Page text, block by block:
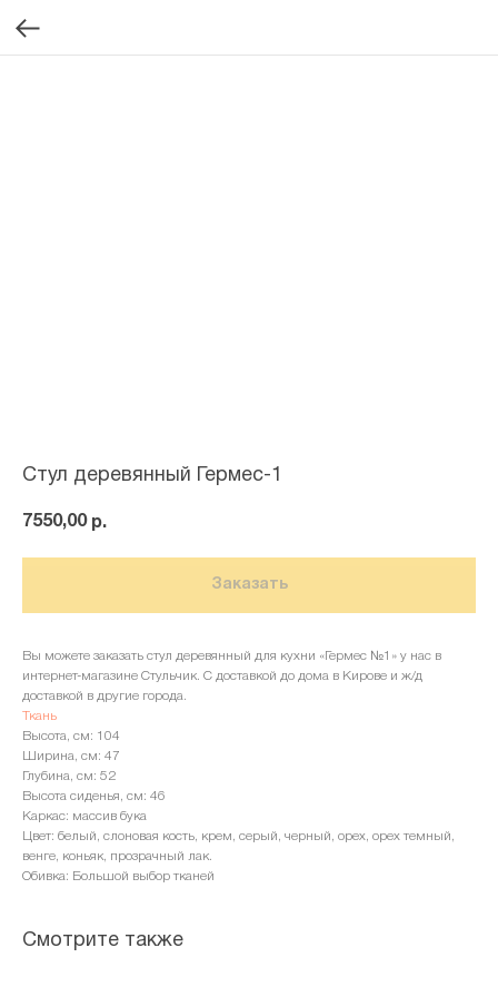
Стул деревянный Гермес-1
7550,00 р.
Заказать
Вы можете заказать стул деревянный для кухни «Гермес №1» у нас в
интернет-магазине Стульчик. С доставкой до дома в Кирове и ж/д
доставкой в другие города.
Ткань
Высота, см: 104
Ширина, см: 47
Глубина, см: 52
Высота сиденья, см: 46
Каркас: массив бука
Цвет: белый, слоновая кость, крем, серый, черный, орех, орех темный,
венге, коньяк, прозрачный лак.
Обивка: Большой выбор тканей
Смотрите также